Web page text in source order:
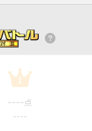
1
---- 点
----